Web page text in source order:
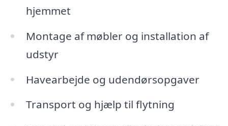
hjemmet
Montage af møbler og installation af
udstyr
Havearbejde og udendørsopgaver
Transport og hjælp til flytning